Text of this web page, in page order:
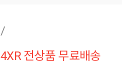
/
4XR 전상품 무료배송